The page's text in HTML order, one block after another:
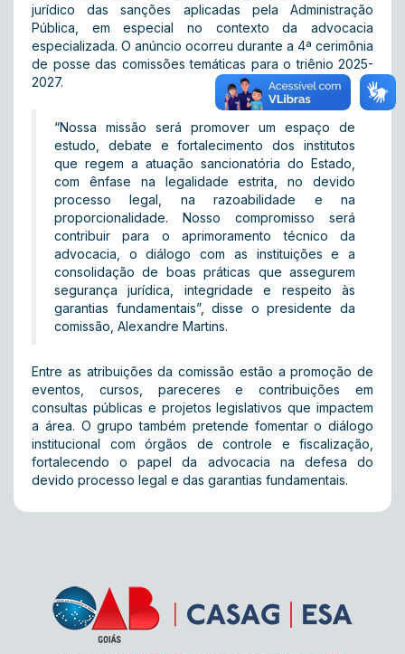
jurídico das sanções aplicadas pela Administração
Pública, em especial no contexto da advocacia
especializada. O anúncio ocorreu durante a 4ª cerimônia
de posse das comissões temáticas para o triênio 2025-
2027.
“Nossa missão será promover um espaço de
estudo, debate e fortalecimento dos institutos
que regem a atuação sancionatória do Estado,
com ênfase na legalidade estrita, no devido
processo legal, na razoabilidade e na
proporcionalidade. Nosso compromisso será
contribuir para o aprimoramento técnico da
advocacia, o diálogo com as instituições e a
consolidação de boas práticas que assegurem
segurança jurídica, integridade e respeito às
garantias fundamentais”, disse o presidente da
comissão, Alexandre Martins.
Entre as atribuições da comissão estão a promoção de
eventos, cursos, pareceres e contribuições em
consultas públicas e projetos legislativos que impactem
a área. O grupo também pretende fomentar o diálogo
institucional com órgãos de controle e fiscalização,
fortalecendo o papel da advocacia na defesa do
devido processo legal e das garantias fundamentais.